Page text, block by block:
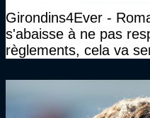
Girondins4Ever -
s'abaisse à ne pas
règlements, cela va